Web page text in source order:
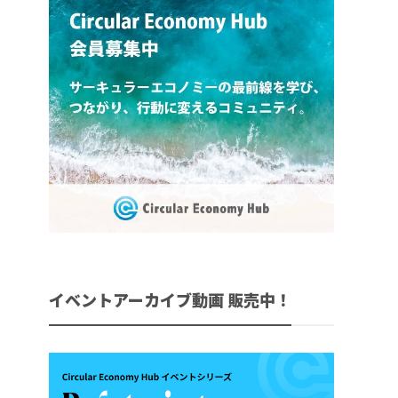
イベントアーカイブ動画 販売中！